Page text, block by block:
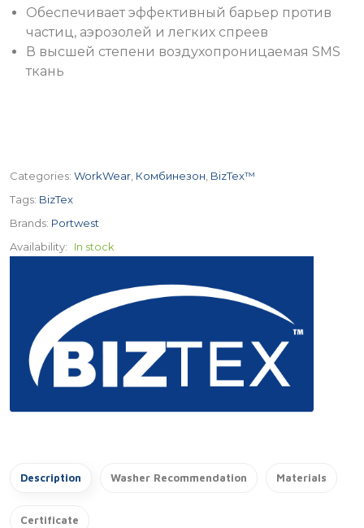
Обеспечивает эффективный барьер против
частиц, аэрозолей и легких спреев
В высшей степени воздухопроницаемая SMS
ткань
Categories: WorkWear Комбинезон BizTex™
Tags: BizTex
Brands: Portwest
Availability:
In stock
Description Washer Recommendation Materials
Certificate